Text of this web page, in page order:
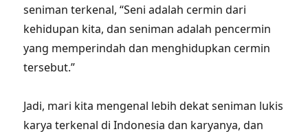
seniman terkenal, “Seni adalah cermin dari
kehidupan kita, dan seniman adalah pencermin
yang memperindah dan menghidupkan cermin
tersebut.”
Jadi, mari kita mengenal lebih dekat seniman lukis
karya terkenal di Indonesia dan karyanya, dan